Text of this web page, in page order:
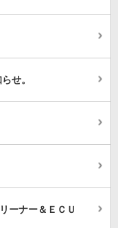
せ。
ーナー＆ＥＣＵ